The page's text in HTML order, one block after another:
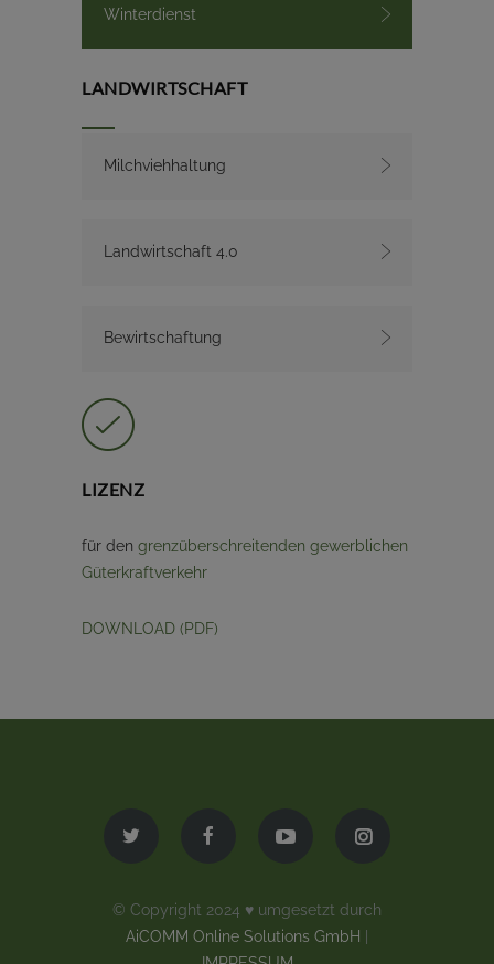
Winterdienst
LANDWIRTSCHAFT
Milchviehhaltung
Landwirtschaft 4.0
Bewirtschaftung
LIZENZ
für den grenzüberschreitenden gewerblichen
Güterkraftverkehr
DOWNLOAD (PDF)
© Copyright 2024 ♥ umgesetzt durch
AiCOMM Online Solutions GmbH